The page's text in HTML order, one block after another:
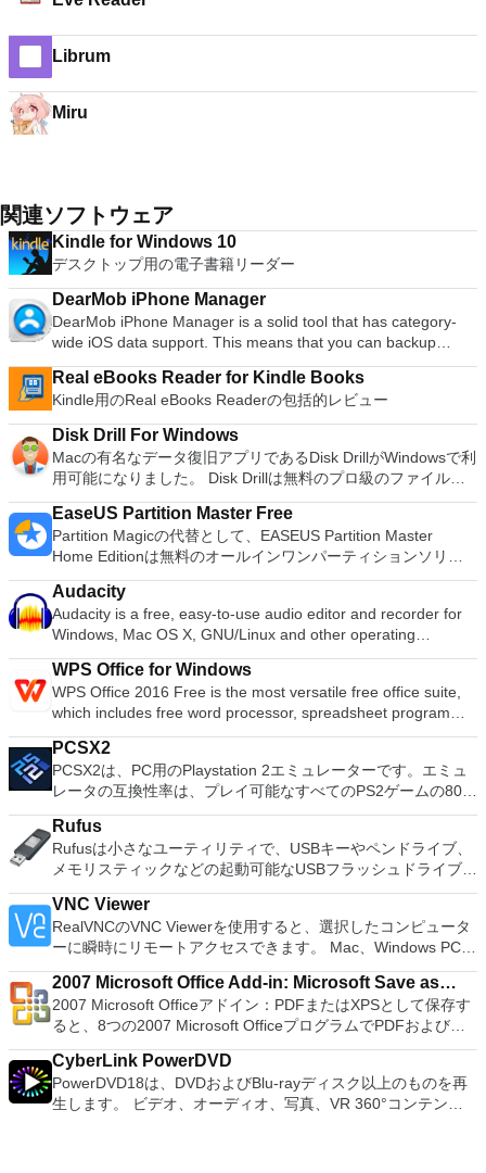
Librum
Miru
関連ソフトウェア
Kindle for Windows 10
デスクトップ用の電子書籍リーダー
DearMob iPhone Manager
DearMob iPhone Manager is a solid tool that has category-
wide iOS data support. This means that you can backup
iPhone photos in JPG, HEIC and music in MP3 AAC format, 2-
way transfer videos in MP4 MKV H.264 and manage various
other types of iOS files such as SMS, Podcasts, voice memos,
ebooks, bookmarks, calendars and contacts, between iPhone
and your PC. DearMob iPhone Manager allows you to
transfer files singularly or in batch between your iOS device
and your PC at extremely fast speed, and backup & restore
all your iOS data with only one click. You can manage iOS
files by category, i.e. photo, music, video, book, contact,
Podcast, iTunes U, ringtone, Voice Memos, App, Office files,
SMS, calendar, bookmark, etc. or you can also switch your
iOS device to act as a Flash Drive. Key Features include:
Selectively transfer photos, export HEIC photo as JPG.
Create, modify, delete photos/albums. Export/import music
convert Apple-unfriendly format to MP3. Transfer your 4K
videos from iPhone to free up storage space. Convert MKV,
AVI, FLV, etc. to MP4, compress large videos in case. Backup
all your iPhone, iPad, iPod Touch data and restore it to any
iOS devices. Save contacts as VCF/PDF/TXT/HTML. Backup
SMS, download pictures in message to PC. Manage your
Podcast, iTunes, and Voice Memos, create your own ringtone
with iPhone music. Convert ePub books to PDF/TXT/ HTML
for Kindle. Add new books to iPhone. Install Apps that are not
in App Store without Jailbreak. Manage App files, Office files
and more. Supported iPhone file types include photos, music,
videos, ebooks, voice memos, calendars, APPs, bookmarks,
SMS, and contacts. The app can also add ringtones to
iPhone, backup iPhone data (encrypted) or restore your
stable, secure, and super-fast utility that can manage,
transfer, backup and restore iPhone or iPad data. There is no
complex configuration to setup, and you can manage your
for the Mac version of DearMob iPhone Manager? Download
here
Real eBooks Reader for Kindle Books
Kindle用のReal eBooks Readerの包括的レビュー
Disk Drill For Windows
Macの有名なデータ復旧アプリであるDisk DrillがWindowsで利
用可能になりました。 Disk Drillは無料のプロ級のファイル回
復ソフトウェアです。いくつかの安全な回復方法を実装し、デ
ータを安全に保つユニークなRecovery Vaultテクノロジーを有
効にすることで、データの重要性を評価します。 ハードドラ
イブが物理的に破損していない限り、Disk Drillはすべてのフォ
ーマットのファイルをNTFS、FAT、HFS / HFS +、EXT2 /
EXT3 / EXT4またはフォーマットされた、破損した、または削
除されたパーティションから簡単に回復できることを確認しま
す。 Disk Drillのマルチリカバリアルゴリズムには、クイック
スキャンとディープスキャン、ユニバーサルパーティション検
索、保護されたデータの削除が含まれます。回復プロセスはシ
ンプルで、進行状況を一時停止し、保存して、都合の良いとき
るメディア（内蔵または外付けハードドライブ、メモリーカー
ド、カメラ、USBフラッシュドライブ、Kindle、さらには一部
のiPod）の読み取りと復元によって機能します。スキャンが完
れたファイルを含む、回復可能なアイテムのツリーのようなリ
ストが表示されます。 Disk Drillは、ドキュメント、写真、ア
ーカイブ、ビデオなど、数百のさまざまなファイルタイプを簡
単に再構築できます。 そのため、誤ってデータを削除した
り、ごみ箱を空にしたり、ウイルス攻撃の影響を受けたり、パ
ーティションが失われたりアクセス不能になったり、電源障害
やブートレコードの破損が発生したりしても、Disk Drillが必要
な回復を行うと確信できます。また、次の使いやすい追加機能
も備えています。 代替画像の作成データ保護不良セクター管
理これらの機能はすべて、洗練された使いやすいインターフェ
イスと組み合わされているため、効果的なデータ回復ツールを
探している場合、Disk Drillは最適な選択肢です。
EaseUS Partition Master Free
Partition Magicの代替として、EASEUS Partition Master
Home Editionは無料のオールインワンパーティションソリュ
ーションおよびディスク管理ユーティリティです。パーティシ
ョンの拡張（特にシステムドライブ用）、ディスク領域の管
理、MBRおよびGUIDパーティションテーブル（GPT）ディス
クのディスク領域不足の問題の解決を可能にします。 パーテ
ィションのサイズ変更/移動システムドライブを拡張するディ
スクとパーティションをコピーパーティションをマージ分割パ
ーティション空き領域を再分配するダイナミックディスクの変
換パーティションを回復する
Audacity
Audacity is a free, easy-to-use audio editor and recorder for
Windows, Mac OS X, GNU/Linux and other operating
systems. You can use Audacity to: Record live audio. Convert
tapes and records into digital recordings or CDs. Edit Ogg
Vorbis, MP3, WAV or AIFF sound files. Cut, copy, splice or mix
sounds together. Change the speed or pitch of a recording.
Add new effects with LADSPA plug-ins. And more!
WPS Office for Windows
WPS Office 2016 Free is the most versatile free office suite,
which includes free word processor, spreadsheet program
and presentation maker. With these three programs you will
easily be able to deal with any office related tasks. WPS
Office 2016 Free has multiple language support for English,
French, German, Spanish, Portuguese,Russian and Polish
languages. To switch between languages requires only a
single click! Despite being a free suite, WPS Office comes
with many innovative features, such as the paragraph
adjustment tool and multiple tabbed feature. It also has a PDF
converter, spell check and word count feature. WPS Office
2016 Personal Edition supports switching language UI,File
Roaming and Docer online templates. Key features include:
Writer Efficient word processor. Presentation Multimedia
presentations creator. Spreadsheets Powerful tool for data
processing and analysis. 100% compatible with MS Office
document file types (.docx, .pptx, .xlsx, etc.). Thousands of
support (iOS and Android). WPS Cloud Storage included.
Although it is a free suite, WPS Office 2016 Free comes with
many innovative features, including a useful a paragraph
PCSX2
PCSX2は、PC用のPlaystation 2エミュレーターです。エミュ
レータの互換性率は、プレイ可能なすべてのPS2ゲームの80％
以上を誇っています。かなり強力なコンピューターを所有して
いる場合、PCSX2は優れたエミュレーターです。また、この
アプリケーションはローエンドコンピューターのサポートも提
供するため、Playstation 2コンソールのすべての所有者は、
PCで動作するゲームを見ることができます。 PCSX2エミュレ
ーターを使用すると、PS2コントローラーを使用して、本物の
プレイステーション体験をシミュレートできます。このアプリ
ケーションでは、ディスクからゲームを直接実行することも、
ハードドライブからISOイメージとして実行することもできま
す。 主な機能は次のとおりです。 Savestates：ボタンを1つ
押すだけで、ゲームの現在の「状態」を保存できます。 無制
限のメモリーカード：好きなだけメモリーカードを保存でき、
8MBから64MBまでの単一の物理カードに制限されなくなりま
した。 高解像度グラフィックス：PCSX2を使用すると、
1080pまたは4K HDでゲームをプレイできます。 全体とし
Rufus
Rufusは小さなユーティリティで、USBキーやペンドライブ、
メモリスティックなどの起動可能なUSBフラッシュドライブを
フォーマットおよび作成できます。 Rufusは、次のシナリオで
役立ちます。 Windows、Linux、およびUEFI用の起動可能な
ISOからUSBインストールメディアを作成する必要がある場
合。 OSがインストールされていないシステムで作業する必要
がある場合。 BIOSまたはその他のファームウェアをDOSから
フラッシュする必要がある場合。 低レベルのユーティリティ
を実行する必要がある場合。 Rufusは次の* ISOで動作しま
す：Arch Linux、Archbang、BartPE / pebuilder、CentOS、
Damn Small Linux、Fedora、FreeDOS、Gentoo、
gNewSense、Hiren&#39;s Boot CD、LiveXP、Knoppix、
Kubuntu、Linux Mint、NT Password Registry Editor、
OpenSUSE、Parted Magic、Slackware、Tails、Trinity
VNC Viewer
RealVNCのVNC Viewerを使用すると、選択したコンピュータ
ーに瞬時にリモートアクセスできます。 Mac、Windows PC、
またはLinuxマシン、世界中のどこからでも。 VNC Viewerを
使用すると、コンピューターのデスクトップを表示したり、コ
ンピューターの前に直接座っているかのようにマウスとキーボ
ードを制御したりできます。 VNC Viewerは、インストールと
使用が簡単です。制御したいデバイスでインストーラーを実行
し、指示に従ってください。オプションで、Windowsでのリ
モート展開に使用可能なMSIがあります。デスクトッププラッ
トフォームにVNC Viewerをインストールする権限がない場合
2007 Microsoft Office Add-in: Microsoft Save as
PDF or XPS
2007 Microsoft Officeアドイン：PDFまたはXPSとして保存す
ると、8つの2007 Microsoft OfficeプログラムでPDFおよび
XPS形式にエクスポートして保存できます。このツールを使用
すると、これらのプログラムのサブセットでPDF形式および
XPS形式の電子メール添付ファイルとして送信することもでき
ます（特定の機能はプログラムによって異なります）。 この
CyberLink PowerDVD
PowerDVD18は、DVDおよびBlu-rayディスク以上のものを再
生します。 ビデオ、オーディオ、写真、VR 360°コンテン